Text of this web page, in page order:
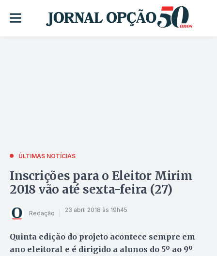
ÚLTIMAS NOTÍCIAS
Inscrições para o Eleitor Mirim
2018 vão até sexta-feira (27)
Redação 23 abril 2018 às 19h45
Quinta edição do projeto acontece sempre em
ano eleitoral e é dirigido a alunos do 5º ao 9º